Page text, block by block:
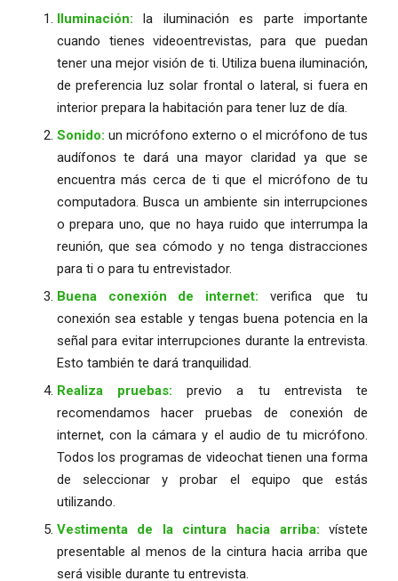
Iluminación:la iluminación es parte importante
cuando tienes videoentrevistas, para que puedan
tener una mejor visión de ti. Utiliza buena iluminación,
de preferencia luz solar frontal o lateral, si fuera en
interior prepara la habitación para tener luz de día.
Sonido: un micrófono externo o el micrófono de tus
audífonos te dará una mayor claridad ya que se
encuentra más cerca de ti que el micrófono de tu
computadora. Busca un ambiente sin interrupciones
o prepara uno, que no haya ruido que interrumpa la
reunión, que sea cómodo y no tenga distracciones
para ti o para tu entrevistador.
Buena conexión de internet:
verifica que tu
conexión sea estable y tengas buena potencia en la
señal para evitar interrupciones durante la entrevista.
Esto también te dará tranquilidad.
Realiza pruebas: previo a tu entrevista te
recomendamos hacer pruebas de conexión de
internet, con la cámara y el audio de tu micrófono.
Todos los programas de videochat tienen una forma
de seleccionar y probar el equipo que estás
utilizando.
Vestimenta de la cintura hacia arriba:vístete
presentable al menos de la cintura hacia arriba que
será visible durante tu entrevista.